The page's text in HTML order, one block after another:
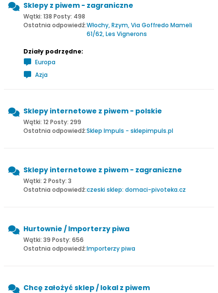
Sklepy z piwem - zagraniczne
Wątki: 138 Posty: 498
Ostatnia odpowiedź:Włochy, Rzym, Via Goffredo Mameli
61/62, Les Vignerons
Działy podrzędne:
Europa
Azja
Sklepy internetowe z piwem - polskie
Wątki: 12 Posty: 299
Ostatnia odpowiedź:Sklep Impuls - sklepimpuls.pl
Sklepy internetowe z piwem - zagraniczne
Wątki: 2 Posty: 3
Ostatnia odpowiedź:czeski sklep: domaci-pivoteka.cz
Hurtownie / Importerzy piwa
Wątki: 39 Posty: 656
Ostatnia odpowiedź:Importerzy piwa
Chcę założyć sklep / lokal z piwem